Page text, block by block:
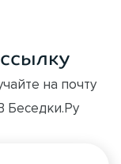
на почту
Беседки.Ру